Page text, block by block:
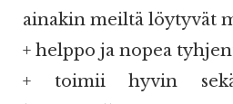
ainakin meiltä löytyvät
+ helppo ja nopea
+ toimii hyvin